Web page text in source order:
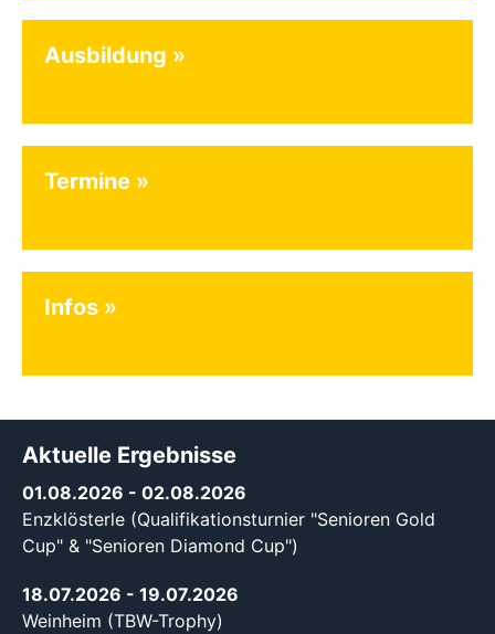
Ausbildung
Termine
Infos
Aktuelle Ergebnisse
01.08.2026 - 02.08.2026
Enzklösterle (Qualifikationsturnier "Senioren Gold
Cup" & "Senioren Diamond Cup")
18.07.2026 - 19.07.2026
Weinheim (TBW-Trophy)